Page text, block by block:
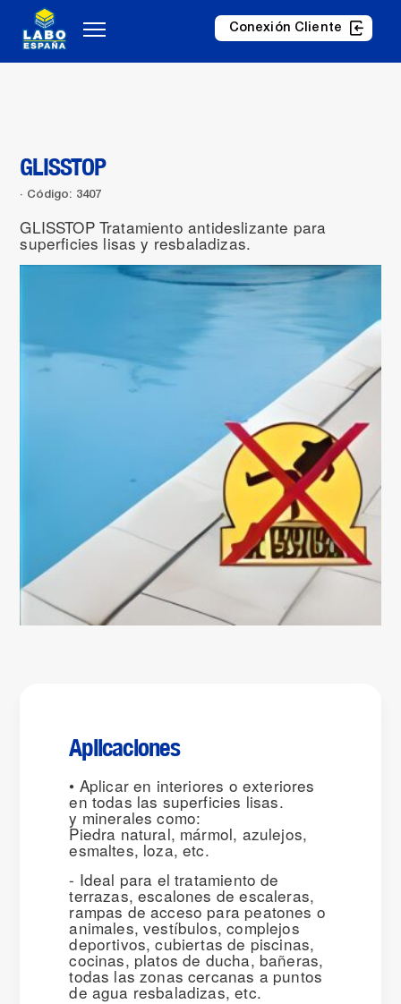
Conexión Cliente
GLISSTOP
Código: 3407
GLISSTOP Tratamiento antideslizante para
superficies lisas y resbaladizas.
Aplicaciones
• Aplicar en interiores o exteriores
en todas las superficies lisas.
y minerales como:
Piedra natural, mármol, azulejos,
esmaltes, loza, etc.
- Ideal para el tratamiento de
terrazas, escalones de escaleras,
rampas de acceso para peatones o
animales, vestíbulos, complejos
deportivos, cubiertas de piscinas,
cocinas, platos de ducha, bañeras,
todas las zonas cercanas a puntos
de agua resbaladizas, etc.